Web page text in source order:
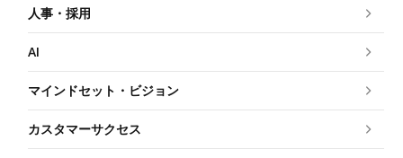
人事・採用
AI
マインドセット・ビジョン
カスタマーサクセス